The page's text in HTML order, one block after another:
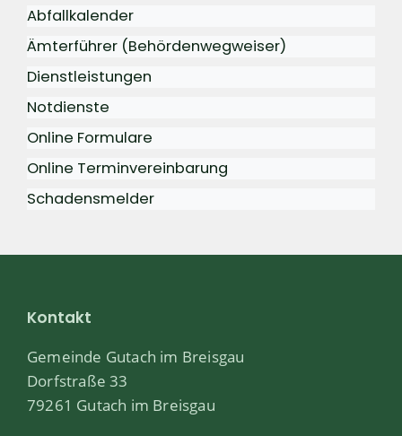
Abfallkalender
Ämterführer (Behördenwegweiser)
Dienstleistungen
Notdienste
Online Formulare
Online Terminvereinbarung
Schadensmelder
Kontakt
Gemeinde Gutach im Breisgau
Dorfstraße 33
79261 Gutach im Breisgau